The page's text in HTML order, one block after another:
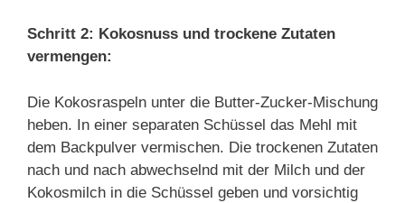
Schritt 2: Kokosnuss und trockene Zutaten
vermengen:
Die Kokosraspeln unter die Butter-Zucker-Mischung
heben. In einer separaten Schüssel das Mehl mit
dem Backpulver vermischen. Die trockenen Zutaten
nach und nach abwechselnd mit der Milch und der
Kokosmilch in die Schüssel geben und vorsichtig